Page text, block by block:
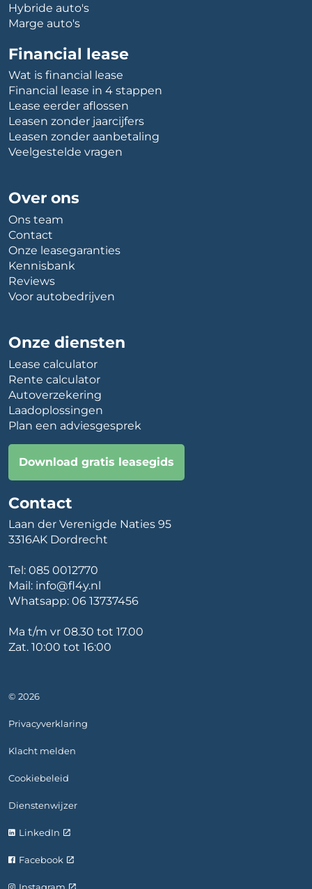
Hybride auto's
Marge auto's
Financial lease
Wat is financial lease
Financial lease in 4 stappen
Lease eerder aflossen
Leasen zonder jaarcijfers
Leasen zonder aanbetaling
Veelgestelde vragen
Over ons
Ons team
Contact
Onze leasegaranties
Kennisbank
Reviews
Voor autobedrijven
Onze diensten
Lease calculator
Rente calculator
Autoverzekering
Laadoplossingen
Plan een adviesgesprek
Download gratis leasegids
Contact
Laan der Verenigde Naties 95
3316AK Dordrecht
Tel: 085 0012770
Mail: info@fl4y.nl
Whatsapp: 06 13737456
Ma t/m vr 08.30 tot 17.00
Zat. 10:00 tot 16:00
© 2026
Privacyverklaring
Klacht melden
Cookiebeleid
Dienstenwijzer
LinkedIn
Facebook